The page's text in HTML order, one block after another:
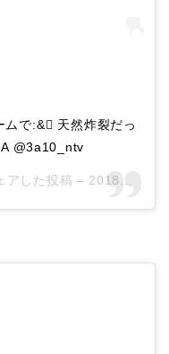
で:& 天然炸裂だっ
@3a10_ntv
アした投稿 – 2018年12月月25日午前2時43分PST